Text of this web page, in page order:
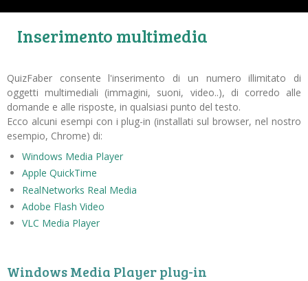
Inserimento multimedia
QuizFaber consente l'inserimento di un numero illimitato di
oggetti multimediali (immagini, suoni, video..), di corredo alle
domande e alle risposte, in qualsiasi punto del testo.
Ecco alcuni esempi con i plug-in (installati sul browser, nel nostro
esempio, Chrome) di:
Windows Media Player
Apple QuickTime
RealNetworks Real Media
Adobe Flash Video
VLC Media Player
Windows Media Player plug-in